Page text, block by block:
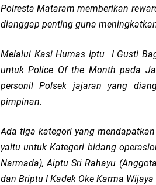
Kapolda NTB
Polsek Sandubaya
Semarak HUT RI ke-
Polresta Mataram memberikan
dianggap penting guna
Melalui Kasi Humas Iptu I Gusti
untuk Police Of the Month pada
personil Polsek jajaran yang
pimpinan.
Ada tiga kategori yang
yaitu untuk Kategori bidang
Narmada), Aiptu Sri Rahayu
dan Briptu I Kadek Oke Karma